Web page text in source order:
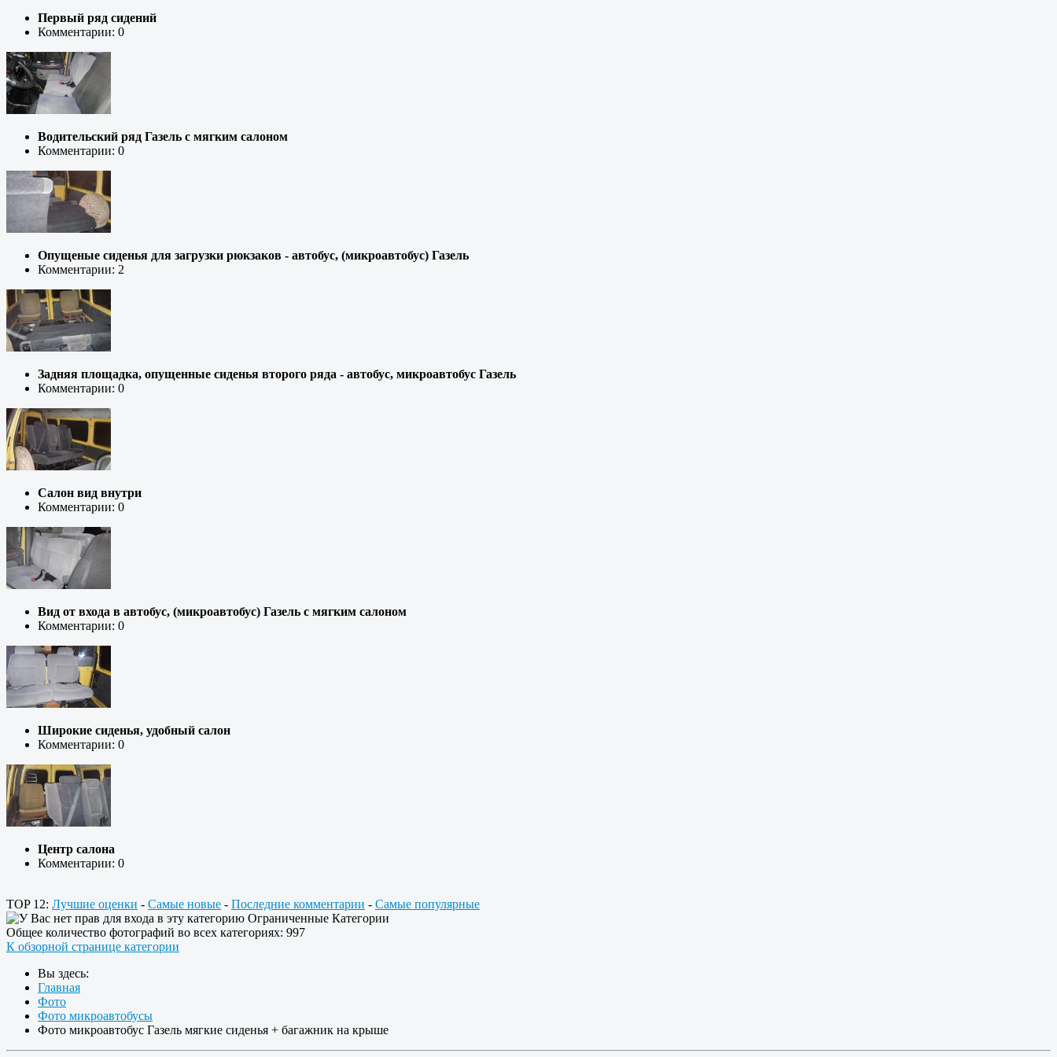
Первый ряд сидений
Комментарии: 0
Водительский ряд Газель с мягким салоном
Комментарии: 0
Опущеные сиденья для загрузки рюкзаков - автобус, (микроавтобус) Газель
Комментарии: 2
Задняя площадка, опущенные сиденья второго ряда - автобус, микроавтобус Газель
Комментарии: 0
Салон вид внутри
Комментарии: 0
Вид от входа в автобус, (микроавтобус) Газель с мягким салоном
Комментарии: 0
Широкие сиденья, удобный салон
Комментарии: 0
Центр салона
Комментарии: 0
TOP 12: Лучшие оценки - Самые новые - Последние комментарии - Самые популярные
Ограниченные Категории
Общее количество фотографий во всех категориях: 997
К обзорной странице категории
Вы здесь:
Главная
Фото
Фото микроавтобусы
Фото микроавтобус Газель мягкие сиденья + багажник на крыше